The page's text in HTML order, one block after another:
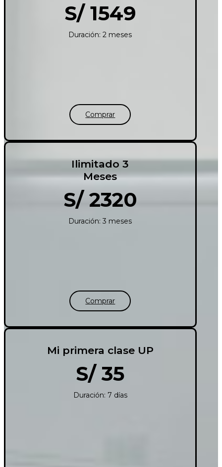
S/ 1549
Duración: 2 meses
Comprar
Ilimitado 3
Meses
S/ 2320
Duración: 3 meses
Comprar
Mi primera clase UP
S/ 35
Duración: 7 días